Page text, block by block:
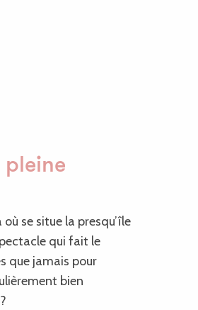
pleine
se situe la presqu’île
qui fait le
que jamais pour
bien